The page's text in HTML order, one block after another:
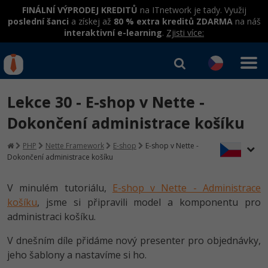
FINÁLNÍ VÝPRODEJ KREDITŮ na ITnetwork je tady. Využij
poslední šanci a získej až 80 % extra kreditů ZDARMAna náš
interaktivní e-learning. Zjisti více:
Rekvalifikace a kurzy
hrazené úřadem práce
Workshopy zdarma
Datová analýza v praxi
Školení
Základy programování
Umělá inteligence
Školení dle technologií
C# .NET
Java
Kurzy IT profesí
Junior programátor
Programátor WWW aplikací
Senior programátor
Front-end developer
Jak začít?
Java -80%
C#.NET -80%
Přihlásit se | Registrovat
Lekce 30 - E-shop v Nette -
Dokončení administrace košíku
PHP Nette Framework E-shop
E-shop v Nette -
Dokončení administrace košíku
V minulém tutoriálu, E-shop v Nette - Administrace
košíku, jsme si připravili model a komponentu pro
administraci košíku.
V dnešním díle přidáme nový presenter pro objednávky,
jeho šablony a nastavíme si ho.